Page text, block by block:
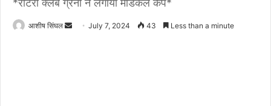
*रोटरी क्लब ग्रेनो ने लगाया मेडिकल कैंप*
आशीष सिंघल
SendJuly 7, 2024 43 Less than a minute